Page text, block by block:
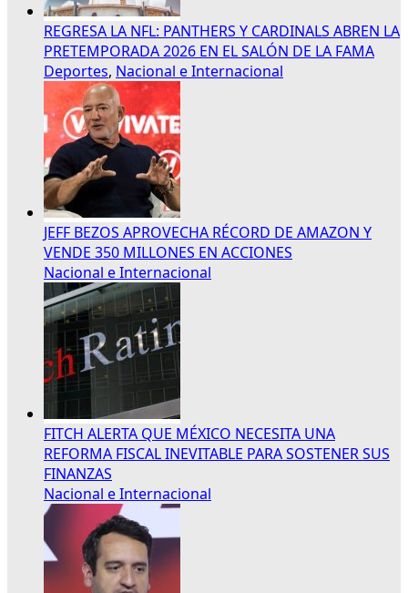
REGRESA LA NFL: PANTHERS Y CARDINALS ABREN LA
PRETEMPORADA 2026 EN EL SALÓN DE LA FAMA
Deportes, Nacional e Internacional
JEFF BEZOS APROVECHA RÉCORD DE AMAZON Y
VENDE 350 MILLONES EN ACCIONES
Nacional e Internacional
FITCH ALERTA QUE MÉXICO NECESITA UNA
REFORMA FISCAL INEVITABLE PARA SOSTENER SUS
FINANZAS
Nacional e Internacional